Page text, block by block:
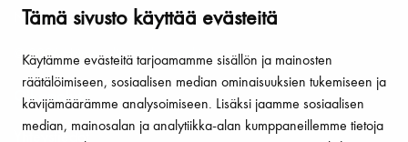
Tämä sivusto käyttää evästeitä
Käytämme evästeitä tarjoamamme sisällön ja mainosten
räätälöimiseen, sosiaalisen median ominaisuuksien tukemiseen ja
kävijämäärämme analysoimiseen. Lisäksi jaamme sosiaalisen
median, mainosalan ja analytiikka-alan kumppaneillemme tietoja
Näytä omat evästeasetukseni
© 2026 Hämeenlinnan kaupunki
Oikopolut
Yhteystiedot